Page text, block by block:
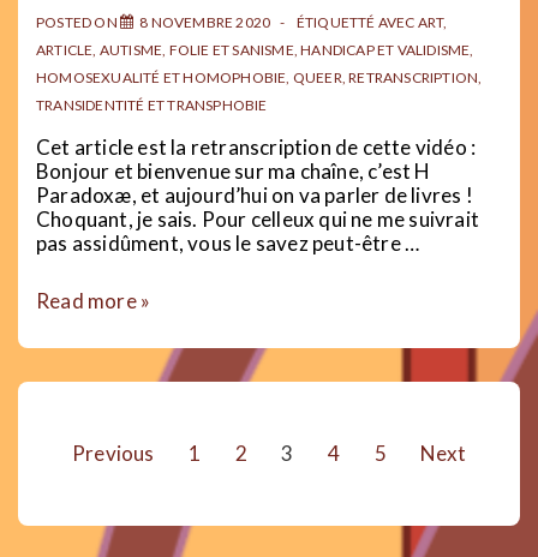
POSTED ON 8 NOVEMBRE 2020 ÉTIQUETTÉ AVEC ART,
ARTICLE, AUTISME, FOLIE ET SANISME,HANDICAP ET VALIDISME,
HOMOSEXUALITÉ ET HOMOPHOBIE, QUEER,RETRANSCRIPTION,
TRANSIDENTITÉ ET TRANSPHOBIE
Cet article est la retranscription de cette vidéo :
Bonjour et bienvenue sur ma chaîne, c’est H
Paradoxæ, et aujourd’hui on va parler de livres !
Choquant, je sais. Pour celleux qui ne me suivrait
pas assidûment, vous le savez peut-être …
Des
LGBTI
tous
Read more »
Pagination
Previous 1 2 3 4 5 Next